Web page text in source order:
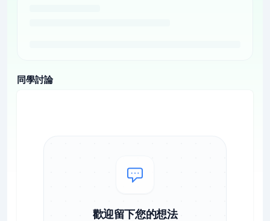
同學討論
歡迎留下您的想法